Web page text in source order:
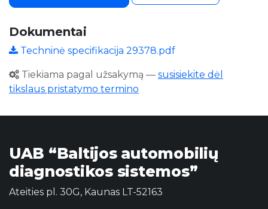
Dokumentai
Techninė specifikacija 29378.pdf
Tiekiama pagal užsakymą — susisiekite dėl
tikslaus pristatymo termino
UAB “Baltijos automobilių
diagnostikos sistemos”
Ateities pl. 30G, Kaunas LT-52163